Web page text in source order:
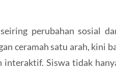
perubahan sosial
ceramah satu arah, kini
Siswa tidak